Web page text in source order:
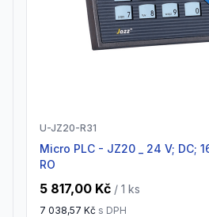
U-JZ20-R31
Micro PLC - JZ20 _ 24 V; DC; 16 DI; 2 AI; 2 DI/AI; 11
RO
5 817,00 Kč / 1 ks
7 038,57 Kč s DPH